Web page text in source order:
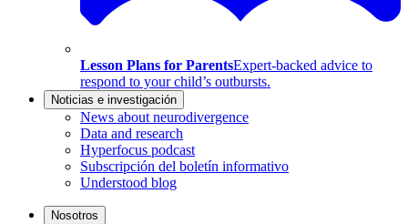
Lesson Plans for ParentsExpert-backed advice to
respond to your child’s outbursts.
Noticias e investigación
News about neurodivergence
Data and research
Hyperfocus podcast
Subscripción del boletín informativo
Understood blog
Nosotros